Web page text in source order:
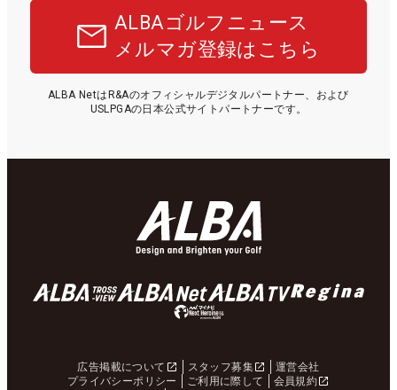
ALBAゴルフニュース
メルマガ登録はこちら
ALBA NetはR&Aのオフィシャルデジタルパートナー、および
USLPGAの日本公式サイトパートナーです。
広告掲載について スタッフ募集
運営会社
プライバシーポリシー
ご利用に際して
会員規約